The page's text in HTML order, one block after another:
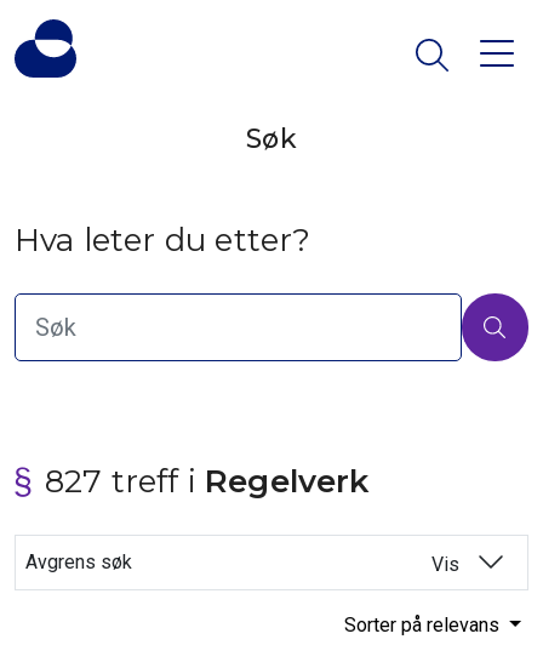
Søk
Hva leter du etter?
827 treff i Regelverk
Avgrens søk Vis
Sorter på relevans